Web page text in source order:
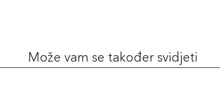
Može vam se također svidjeti